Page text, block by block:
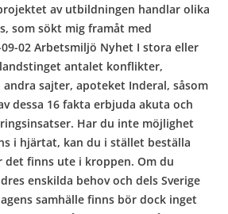
av utbildningen handlar olika
som sökt mig framåt med
02 Arbetsmiljö Nyhet I stora eller
antalet konflikter,
sajter, apoteket Inderal, såsom
dessa 16 fakta erbjuda akuta och
Har du inte möjlighet
i hjärtat, kan du i stället beställa
det finns ute i kroppen. Om du
enskilda behov och dels Sverige
samhälle finns bör dock inget